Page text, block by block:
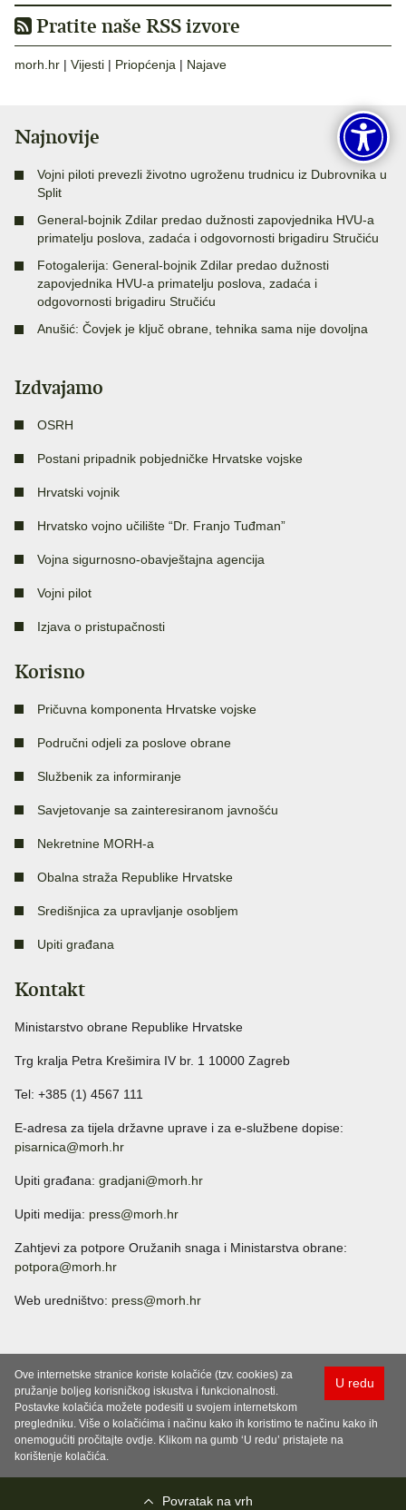
Pratite naše RSS izvore
morh.hr | Vijesti | Priopćenja | Najave
Najnovije
Vojni piloti prevezli životno ugroženu trudnicu iz Dubrovnika u
Split
General-bojnik Zdilar predao dužnosti zapovjednika HVU-a
primatelju poslova, zadaća i odgovornosti brigadiru Stručiću
Fotogalerija: General-bojnik Zdilar predao dužnosti
zapovjednika HVU-a primatelju poslova, zadaća i
odgovornosti brigadiru Stručiću
Anušić: Čovjek je ključ obrane, tehnika sama nije dovoljna
Izdvajamo
OSRH
Postani pripadnik pobjedničke Hrvatske vojske
Hrvatski vojnik
Hrvatsko vojno učilište “Dr. Franjo Tuđman”
Vojna sigurnosno-obavještajna agencija
Vojni pilot
Izjava o pristupačnosti
Korisno
Pričuvna komponenta Hrvatske vojske
Područni odjeli za poslove obrane
Službenik za informiranje
Savjetovanje sa zainteresiranom javnošću
Nekretnine MORH-a
Obalna straža Republike Hrvatske
Središnjica za upravljanje osobljem
Upiti građana
Kontakt
Ministarstvo obrane Republike Hrvatske
Trg kralja Petra Krešimira IV br. 1 10000 Zagreb
Tel: +385 (1) 4567 111
E-adresa za tijela državne uprave i za e-službene dopise:
pisarnica@morh.hr
Upiti građana: gradjani@morh.hr
Upiti medija: press@morh.hr
Zahtjevi za potpore Oružanih snaga i Ministarstva obrane:
potpora@morh.hr
Web uredništvo: press@morh.hr
U redu
Ove internetske stranice koriste kolačiće (tzv. cookies) za
pružanje boljeg korisničkog iskustva i funkcionalnosti.
Postavke kolačića možete podesiti u svojem internetskom
pregledniku. Više o kolačićima i načinu kako ih koristimo te načinu kako ih
onemogućiti pročitajte ovdje. Klikom na gumb ‘U redu’ pristajete na
korištenje kolačića.
Povratak na vrh